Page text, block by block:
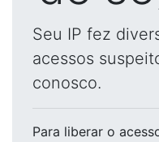
Seu IP fez
acessos
conosco.
Para liberar o